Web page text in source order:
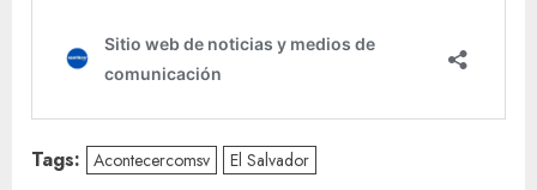
Tags: Acontecercomsv El Salvador